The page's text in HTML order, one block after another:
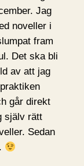
Jag
noveller i
fram
Det ska bli
av att jag
går direkt
själv rätt
Sedan